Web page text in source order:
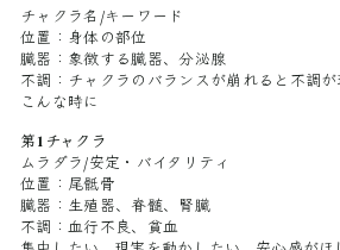
チャクラ名/キーワード
位置：身体の部位
臓器：象徴する臓器、分泌腺
不調：チャクラのバランスが崩れると不調
こんな時に
第1チャクラ
ムラダラ/安定・バイタリティ
位置：尾骶骨
臓器：生殖器、脊髄、腎臓
不調：血行不良、貧血